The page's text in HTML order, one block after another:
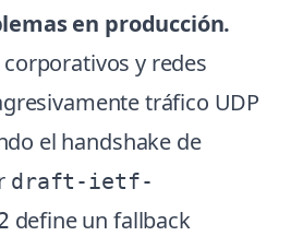
en producción.
y redes
tráfico UDP
el handshake de
draft-ietf-
define un fallback